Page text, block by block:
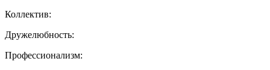
Коллектив:
Дружелюбность:
Профессионализм: